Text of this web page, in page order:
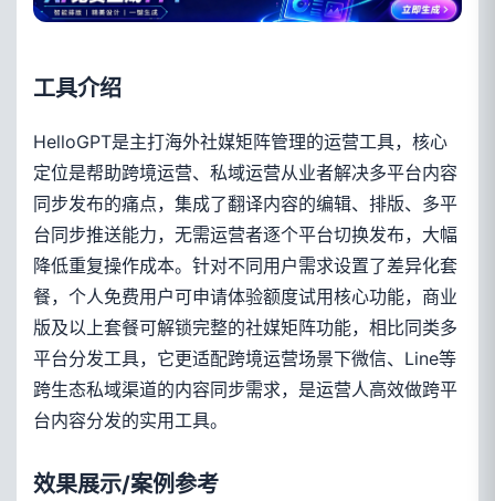
工具介绍
HelloGPT是主打海外社媒矩阵管理的运营工具，核心
定位是帮助跨境运营、私域运营从业者解决多平台内容
同步发布的痛点，集成了翻译内容的编辑、排版、多平
台同步推送能力，无需运营者逐个平台切换发布，大幅
降低重复操作成本。针对不同用户需求设置了差异化套
餐，个人免费用户可申请体验额度试用核心功能，商业
版及以上套餐可解锁完整的社媒矩阵功能，相比同类多
平台分发工具，它更适配跨境运营场景下微信、Line等
跨生态私域渠道的内容同步需求，是运营人高效做跨平
台内容分发的实用工具。
效果展示/案例参考